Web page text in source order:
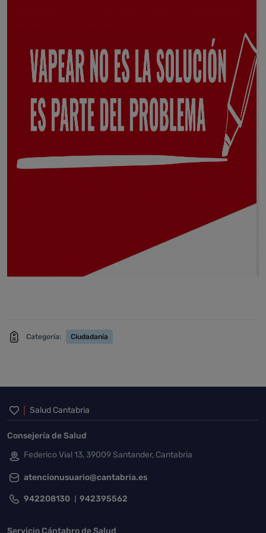
Categoría: Ciudadanía
Inicio del pie de página
Salud Cantabria
Consejería de Salud
Federico Vial 13, 39009 Santander, Cantabria
atencionusuario@cantabria.es
942208130 942395562
Servicio Cántabro de Salud